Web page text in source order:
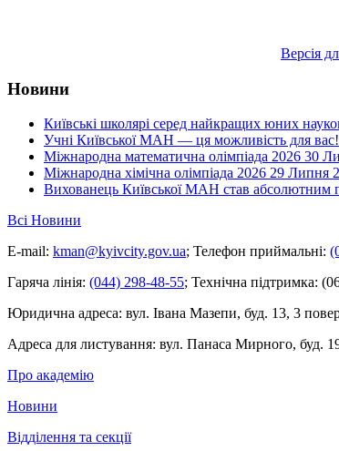
Версія
Новини
Київські школярі серед найкращих юних
Учні Київської МАН — ця можливість для вас!
Міжнародна математична олімпіада 2026 30
Міжнародна хімічна олімпіада 2026 29 Липня
Вихованець Київської МАН став абсолютним
Всі Новини
E-mail: kman@kyivcity.gov.ua; Телефон приймальні:
Гаряча лінія: (044) 298-48-55; Технічна підтримка:
Юридична адреса: вул. Івана Мазепи, буд. 13, 3
Адреса для листування: вул. Панаса Мирного, буд.
Про академію
Новини
Відділення та секції